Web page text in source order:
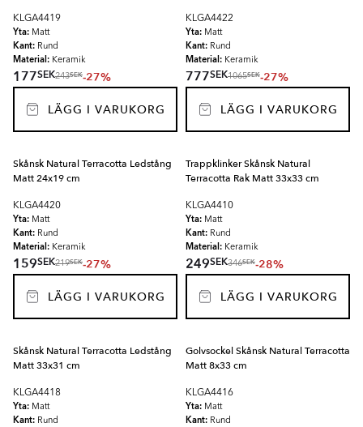
KLGA4419
Yta: Matt
Kant: Rund
Material: Keramik
177SEK243SEK-27%
LÄGG I VARUKORG
KLGA4422
Yta: Matt
Kant: Rund
Material: Keramik
777SEK1065SEK-27%
LÄGG I VARUKORG
Skånsk Natural Terracotta Ledstång
Matt 24x19 cm
KLGA4420
Yta: Matt
Kant: Rund
Material: Keramik
159SEK219SEK-27%
LÄGG I VARUKORG
Trappklinker Skånsk Natural
Terracotta Rak Matt 33x33 cm
KLGA4410
Yta: Matt
Kant: Rund
Material: Keramik
249SEK346SEK-28%
LÄGG I VARUKORG
Skånsk Natural Terracotta Ledstång
Matt 33x31 cm
KLGA4418
Yta: Matt
Kant: Rund
Golvsockel Skånsk Natural Terracotta
Matt 8x33 cm
KLGA4416
Yta: Matt
Kant: Rund